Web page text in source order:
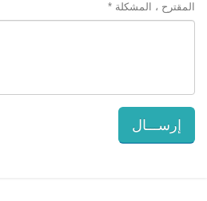
المقترح ، المشكلة *